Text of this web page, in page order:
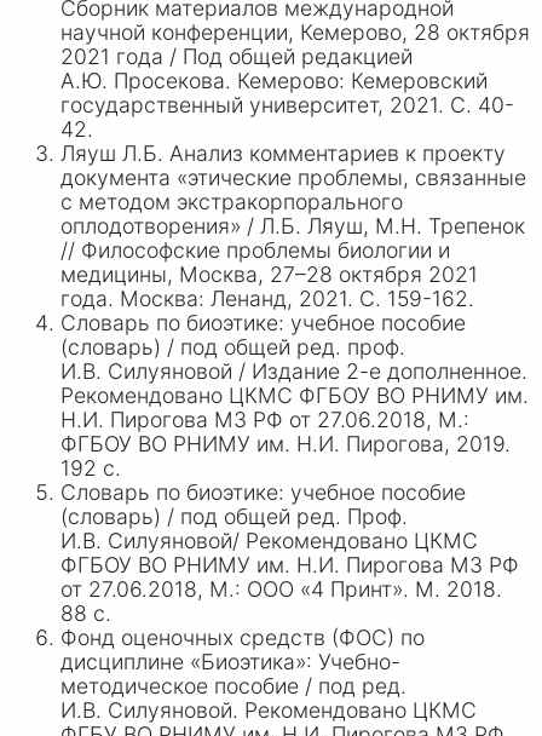
Сборник материалов международной
научной конференции, Кемерово, 28 октября
2021 года / Под общей редакцией
А.Ю. Просекова. Кемерово: Кемеровский
государственный университет, 2021. С. 40-
42.
Ляуш Л.Б. Анализ комментариев к проекту
документа «этические проблемы, связанные
с методом экстракорпорального
оплодотворения» / Л.Б. Ляуш, М.Н. Трепенок
// Философские проблемы биологии и
медицины, Москва, 27–28 октября 2021
года. Москва: Ленанд, 2021. С. 159-162.
Словарь по биоэтике: учебное пособие
(словарь) / под общей ред. проф.
И.В. Силуяновой / Издание 2-е дополненное.
Рекомендовано ЦКМС ФГБОУ ВО РНИМУ им.
Н.И. Пирогова МЗ РФ от 27.06.2018, М.:
ФГБОУ ВО РНИМУ им. Н.И. Пирогова, 2019.
192 с.
Словарь по биоэтике: учебное пособие
(словарь) / под общей ред. Проф.
И.В. Силуяновой/ Рекомендовано ЦКМС
ФГБОУ ВО РНИМУ им. Н.И. Пирогова МЗ РФ
от 27.06.2018, М.: ООО «4 Принт». М. 2018.
88 с.
Фонд оценочных средств (ФОС) по
дисциплине «Биоэтика»: Учебно-
методическое пособие / под ред.
И.В. Силуяновой. Рекомендовано ЦКМС